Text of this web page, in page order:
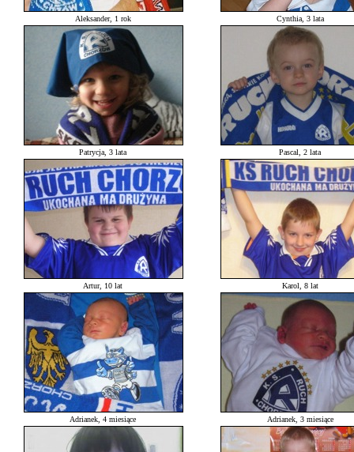
Aleksander, 1 rok Cynthia, 3 lata
Patrycja, 3 lata Pascal, 2 lata
Artur, 10 lat Karol, 8 lat
Adrianek, 4 miesiące Adrianek, 3 miesiące